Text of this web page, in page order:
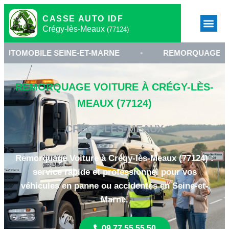
CASSE AUTO IDF
Crégy-lès-Meaux (77124)
SEINE-ET-MARNE • REMORQUAGE À CRÉGY-
REMORQUAGE VOITURE À CRÉGY-LÈS-
MEAUX (77124)
CRÉGY-LÈS-MEAUX
Remorquage Voiture à Crégy-lès-Meaux (77124) :
service rapide et professionnel pour vos
véhicules en panne ou accidentés en Seine-et-
Marne.